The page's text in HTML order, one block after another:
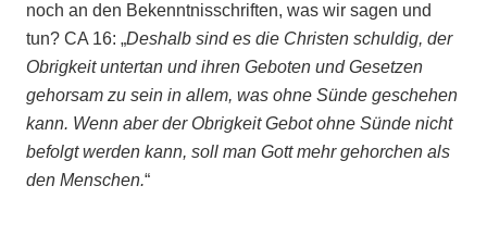
noch an den Bekenntnisschriften, was wir sagen und
tun? CA 16: „Deshalb sind es die Christen schuldig, der
Obrigkeit untertan und ihren Geboten und Gesetzen
gehorsam zu sein in allem, was ohne Sünde geschehen
kann. Wenn aber der Obrigkeit Gebot ohne Sünde nicht
befolgt werden kann, soll man Gott mehr gehorchen als
den Menschen.“